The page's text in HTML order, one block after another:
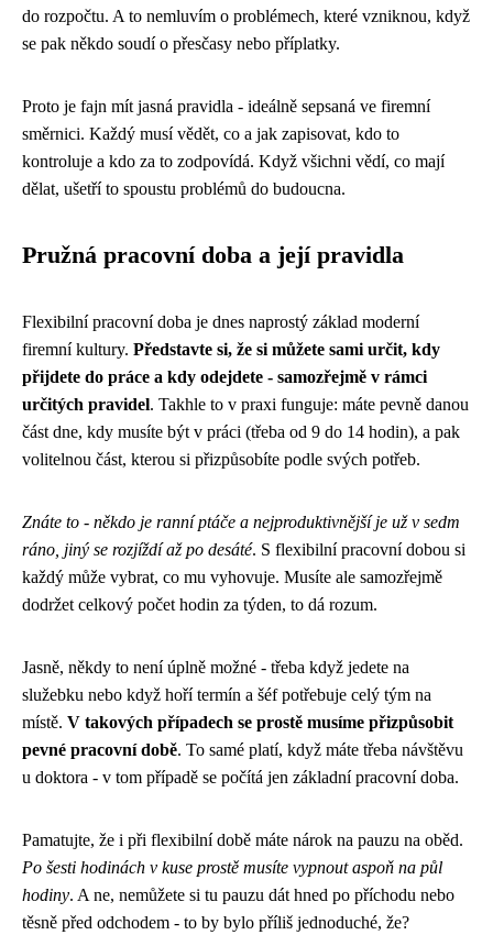
do rozpočtu. A to nemluvím o problémech, které vzniknou, když
se pak někdo soudí o přesčasy nebo příplatky.
Proto je fajn mít jasná pravidla - ideálně sepsaná ve firemní
směrnici. Každý musí vědět, co a jak zapisovat, kdo to
kontroluje a kdo za to zodpovídá. Když všichni vědí, co mají
dělat, ušetří to spoustu problémů do budoucna.
Pružná pracovní doba a její pravidla
Flexibilní pracovní doba je dnes naprostý základ moderní
firemní kultury. Představte si, že si můžete sami určit, kdy
přijdete do práce a kdy odejdete - samozřejmě v rámci
určitých pravidel. Takhle to v praxi funguje: máte pevně danou
část dne, kdy musíte být v práci (třeba od 9 do 14 hodin), a pak
volitelnou část, kterou si přizpůsobíte podle svých potřeb.
Znáte to - někdo je ranní ptáče a nejproduktivnější je už v sedm
ráno, jiný se rozjíždí až po desáté. S flexibilní pracovní dobou si
každý může vybrat, co mu vyhovuje. Musíte ale samozřejmě
dodržet celkový počet hodin za týden, to dá rozum.
Jasně, někdy to není úplně možné - třeba když jedete na
služebku nebo když hoří termín a šéf potřebuje celý tým na
místě. V takových případech se prostě musíme přizpůsobit
pevné pracovní době. To samé platí, když máte třeba návštěvu
u doktora - v tom případě se počítá jen základní pracovní doba.
Pamatujte, že i při flexibilní době máte nárok na pauzu na oběd.
Po šesti hodinách v kuse prostě musíte vypnout aspoň na půl
hodiny. A ne, nemůžete si tu pauzu dát hned po příchodu nebo
těsně před odchodem - to by bylo příliš jednoduché, že?